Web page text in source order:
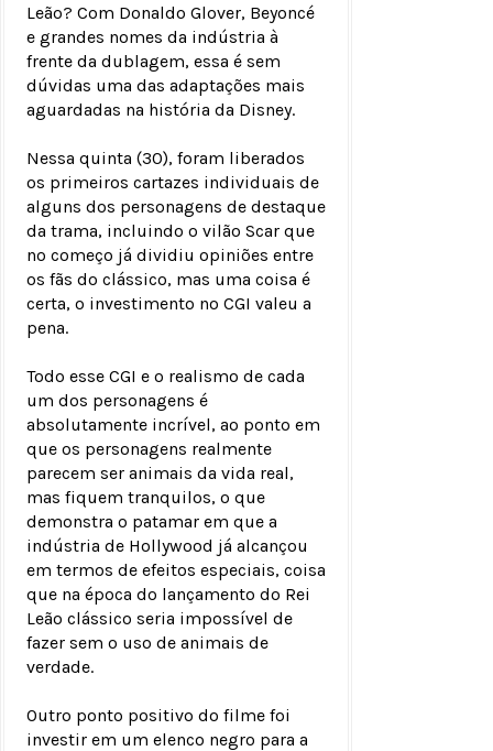
Leão? Com Donaldo Glover, Beyoncé
e grandes nomes da indústria à
frente da dublagem, essa é sem
dúvidas uma das adaptações mais
aguardadas na história da Disney.
Nessa quinta (30), foram liberados
os primeiros cartazes individuais de
alguns dos personagens de destaque
da trama, incluindo o vilão Scar que
no começo já dividiu opiniões entre
os fãs do clássico, mas uma coisa é
certa, o investimento no CGI valeu a
pena.
Todo esse CGI e o realismo de cada
um dos personagens é
absolutamente incrível, ao ponto em
que os personagens realmente
parecem ser animais da vida real,
mas fiquem tranquilos, o que
demonstra o patamar em que a
indústria de Hollywood já alcançou
em termos de efeitos especiais, coisa
que na época do lançamento do Rei
Leão clássico seria impossível de
fazer sem o uso de animais de
verdade.
Outro ponto positivo do filme foi
investir em um elenco negro para a